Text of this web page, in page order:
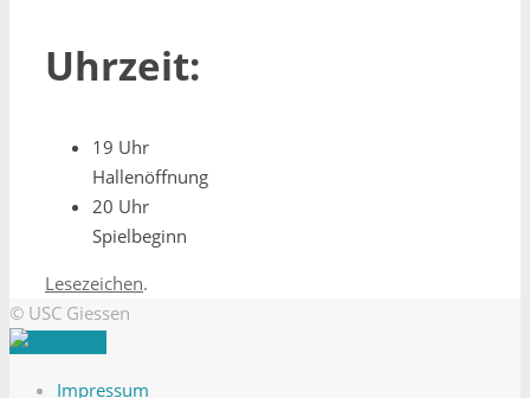
Uhrzeit:
19 Uhr
Hallenöffnung
20 Uhr
Spielbeginn
Lesezeichen.
© USC Giessen
Impressum